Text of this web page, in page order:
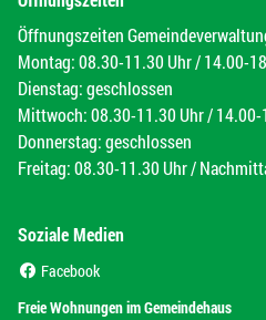
Öffnungszeiten
Montag: 08.30-11.30 Uhr / 14.00-
Dienstag: geschlossen
Mittwoch: 08.30-11.30 Uhr / 14.00-
Donnerstag: geschlossen
Freitag: 08.30-11.30 Uhr /
Soziale Medien
Facebook
Freie Wohnungen im Gemeindehaus